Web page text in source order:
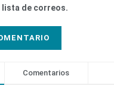
lista de correos.
Comentarios